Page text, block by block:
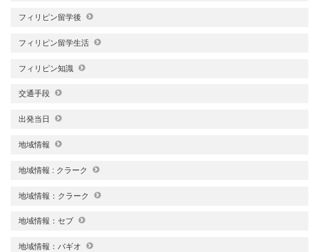
フィリピン留学後
フィリピン留学生活
フィリピン知識
交通手段
出発当日
地域情報
地域情報 : クラーク
地域情報：クラーク
地域情報：セブ
地域情報：バギオ